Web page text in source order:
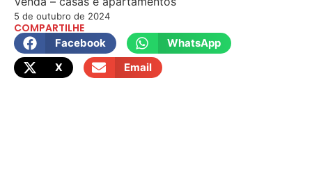
5 de outubro de 2024
COMPARTILHE
Facebook
WhatsApp
X
Email